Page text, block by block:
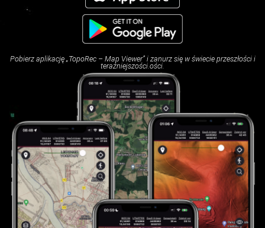
Pobierz aplikację „TopoRec – Map Viewer” i zanurz się w świecie przeszłości i
teraźniejszości.ości.